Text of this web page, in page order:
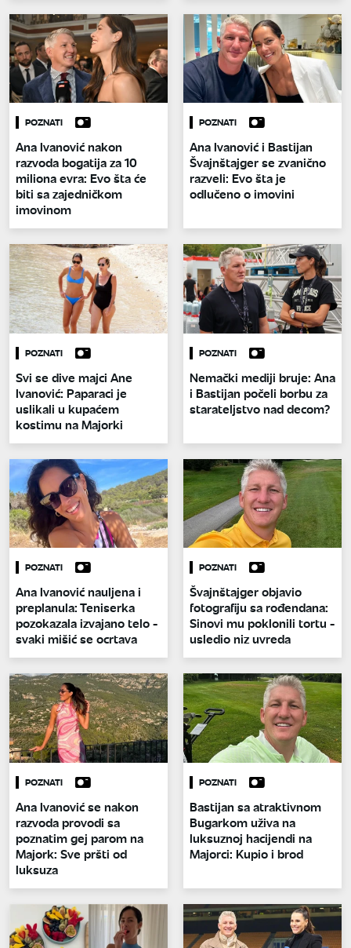
POZNATI
Ana Ivanović nakon
razvoda bogatija za 10
miliona evra: Evo šta će
biti sa zajedničkom
imovinom
POZNATI
Ana Ivanović i Bastijan
Švajnštajger se zvanično
razveli: Evo šta je
odlučeno o imovini
POZNATI
Svi se dive majci Ane
Ivanović: Paparaci je
uslikali u kupaćem
kostimu na Majorki
POZNATI
Nemački mediji bruje: Ana
i Bastijan počeli borbu za
starateljstvo nad decom?
POZNATI
Ana Ivanović nauljena i
preplanula: Teniserka
pozokazala izvajano telo -
svaki mišić se ocrtava
POZNATI
Švajnštajger objavio
fotografiju sa rođendana:
Sinovi mu poklonili tortu -
usledio niz uvreda
POZNATI
Ana Ivanović se nakon
razvoda provodi sa
poznatim gej parom na
Majork: Sve pršti od
luksuza
POZNATI
Bastijan sa atraktivnom
Bugarkom uživa na
luksuznoj hacijendi na
Majorci: Kupio i brod